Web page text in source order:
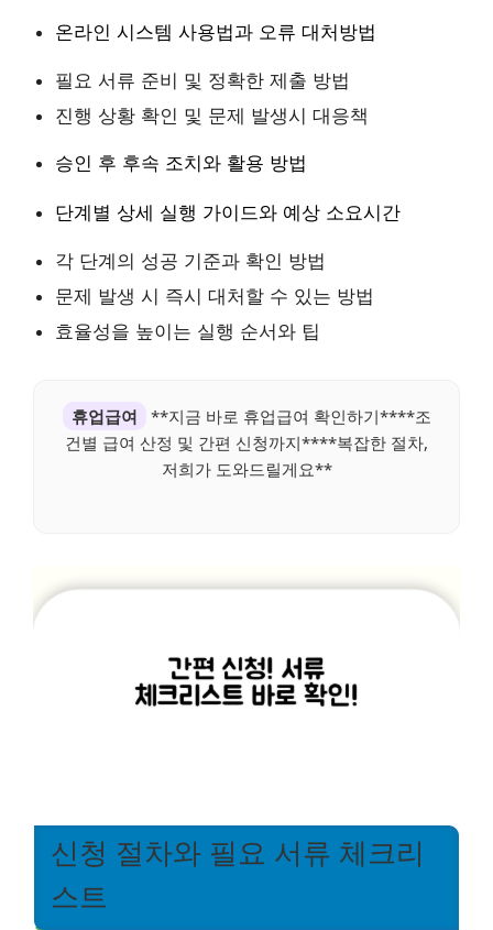
온라인 시스템 사용법과 오류 대처방법
필요 서류 준비 및 정확한 제출 방법
진행 상황 확인 및 문제 발생시 대응책
승인 후 후속 조치와 활용 방법
단계별 상세 실행 가이드와 예상 소요시간
각 단계의 성공 기준과 확인 방법
문제 발생 시 즉시 대처할 수 있는 방법
효율성을 높이는 실행 순서와 팁
휴업급여
**지금 바로 휴업급여 확인하기****조
건별 급여 산정 및 간편 신청까지****복잡한 절차,
저희가 도와드릴게요**
신청 절차와 필요 서류 체크리
스트